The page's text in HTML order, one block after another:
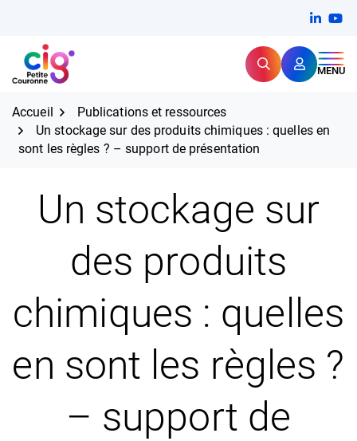
contenu
CIG Petite Couronne RechercherMENU
Expertise et proximité pour
Accueil
Publications et ressources
Un stockage sur des produits chimiques : quelles en
sont les règles ? – support de présentation
Un stockage sur
des produits
chimiques : quelles
en sont les règles ?
– support de